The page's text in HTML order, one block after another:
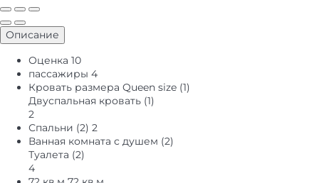
Описание
Оценка 10
пассажиры 4
Кровать размера Queen size (1)
Двуспальная кровать (1)
2
Спальни (2) 2
Ванная комната с душем (2)
Туалета (2)
4